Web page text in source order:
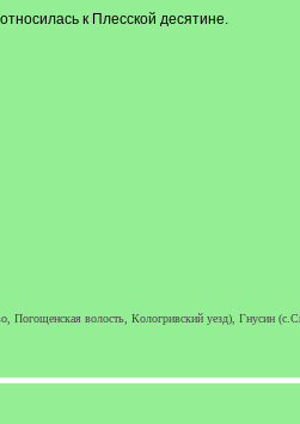
к Плесской десятине.
волость, Кологривский уезд), Гнусин